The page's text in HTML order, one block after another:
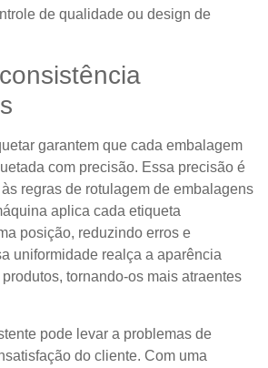
de qualidade ou design de
garantem que cada embalagem
com precisão. Essa precisão é
regras de rotulagem de embalagens
aplica cada etiqueta
posição, reduzindo erros e
uniformidade realça a aparência
tornando-os mais atraentes
pode levar a problemas de
do cliente. Com uma